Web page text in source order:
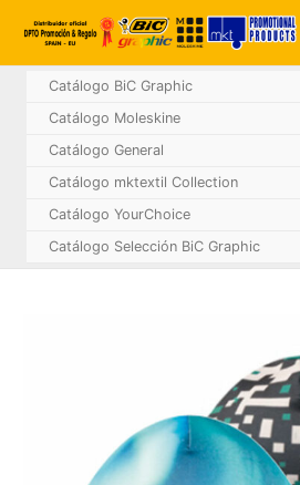
Catálogo BiC Graphic
Catálogo Moleskine
Catálogo General
Catálogo mktextil Collection
Catálogo YourChoice
Catálogo Selección BiC Graphic